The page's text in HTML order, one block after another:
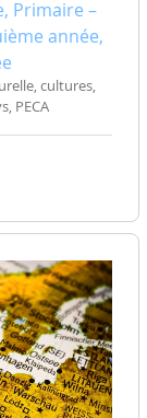
Primaire –
année,
cultures,
PECA